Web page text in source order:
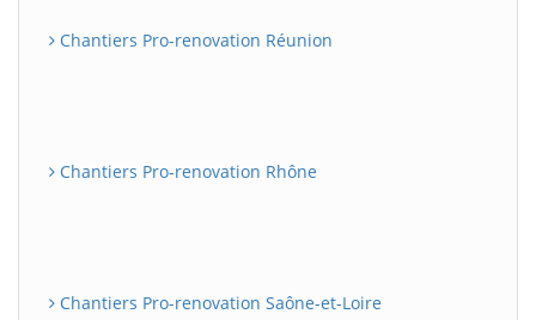
Chantiers Pro-renovation Réunion
Chantiers Pro-renovation Rhône
Chantiers Pro-renovation Saône-et-Loire